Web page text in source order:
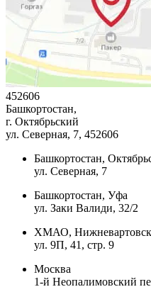
452606
Башкортостан,
г. Октябрьский
ул. Северная, 7, 452606
Башкортостан,
ул. Северная, 7
Башкортостан, Уфа
ул. Заки Валиди, 32/2
ХМАО, Нижневартовск
ул. 9П, 41, стр. 9
Москва
1-й Неопалимовский